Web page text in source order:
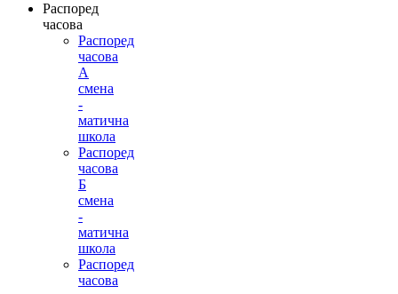
Распоред
часова
Распоред
часова
А
смена
-
матична
школа
Распоред
часова
Б
смена
-
матична
школа
Распоред
часова